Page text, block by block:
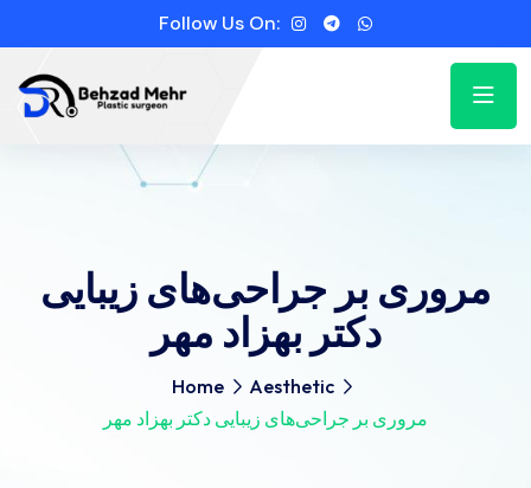
Follow Us On:
مروری بر جراحی‌های زیبایی
دکتر بهزاد مهر
Home
Aesthetic
مروری بر جراحی‌های زیبایی دکتر بهزاد مهر